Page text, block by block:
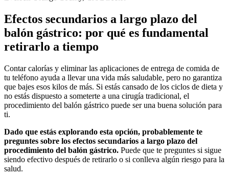
Efectos secundarios a largo plazo del
balón gástrico: por qué es fundamental
retirarlo a tiempo
Contar calorías y eliminar las aplicaciones de entrega de comida de
tu teléfono ayuda a llevar una vida más saludable, pero no garantiza
que bajes esos kilos de más. Si estás cansado de los ciclos de dieta y
no estás dispuesto a someterte a una cirugía tradicional, el
procedimiento del balón gástrico puede ser una buena solución para
ti.
Dado que estás explorando esta opción, probablemente te
preguntes sobre los efectos secundarios a largo plazo del
procedimiento del balón gástrico. Puede que te preguntes si sigue
siendo efectivo después de retirarlo o si conlleva algún riesgo para la
salud.